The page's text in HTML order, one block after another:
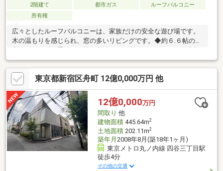
2階建て 都市ガス
ルーフバルコニー
所有権
広々としたルーフバルコニーは、家族だけの安全な遊び場です。
木の温もりを感じられ、窓の多いリビングです。◆約６.６帖の便
数駅・複数路線利用可能な好立地通勤やお出かけに便利な立地で
す。◆生活に便利な立地最寄り駅・小学校・スーパー・コンビ
ニ・公園が徒歩１０分圏内にございます。
東京都新宿区舟町 12億0,000万円 他
12億0,000万円
間取り 他
建物面積445.64m2
土地面積202.11m2
築年月 2008年8月(築18年1ヶ月)
東京メトロ丸ノ内線 四谷三丁目駅
徒歩4分
その他の交通